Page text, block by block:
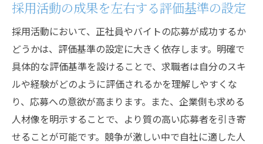
効果的な評価体系導入の手順
企業文化に合った評価基準の選定法
成長を加速するための評価体系の活用
採用活動での評価体系運用の成功事例
長期的な人材育成を支える評価基準
企業の持続的成長を実現する評価戦略
採用活動の成果を左右する評価基準の設定
採用活動において、正社員やバイトの応募が成功するか
どうかは、評価基準の設定に大きく依存します。明確で
具体的な評価基準を設けることで、求職者は自分のスキ
ルや経験がどのように評価されるかを理解しやすくな
り、応募への意欲が高まります。また、企業側も求める
人材像を明示することで、より質の高い応募者を引き寄
せることが可能です。競争が激しい中で自社に適した人